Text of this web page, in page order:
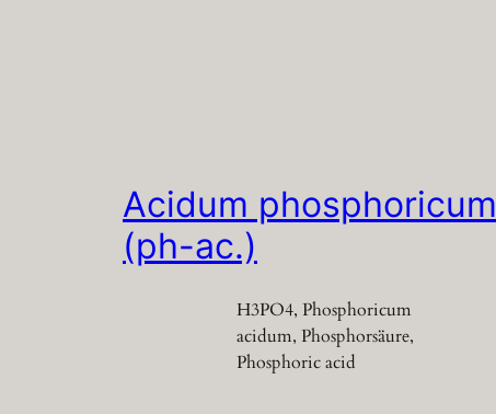
Acidum phosphoricum
(ph-ac.)
H3PO4, Phosphoricum
acidum, Phosphorsäure,
Phosphoric acid